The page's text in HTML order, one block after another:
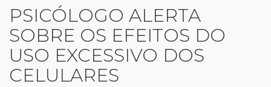
navegação
PSICÓLOGO ALERTA
SOBRE OS EFEITOS DO
USO EXCESSIVO DOS
CELULARES